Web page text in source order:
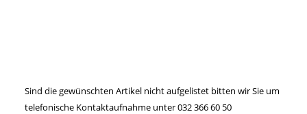
Sind die gewünschten Artikel nicht aufgelistet bitten wir Sie um
telefonische Kontaktaufnahme unter 032 366 60 50